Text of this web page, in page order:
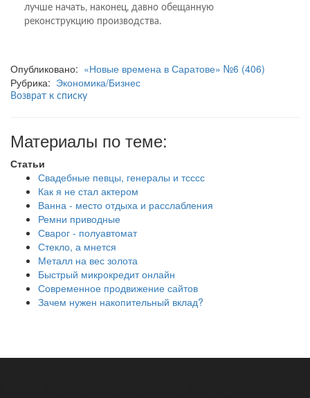
лучше начать, наконец, давно обещанную
реконструкцию производства.
Опубликовано: «Новые времена в Саратове» №6 (406)
Рубрика: Экономика/Бизнес
Возврат к списку
Материалы по теме:
Статьи
Свадебные певцы, генералы и тсссс
Как я не стал актером
Ванна - место отдыха и расслабления
Ремни приводные
Сварог - полуавтомат
Стекло, а мнется
Металл на вес золота
Быстрый микрокредит онлайн
Современное продвижение сайтов
Зачем нужен накопительный вклад?